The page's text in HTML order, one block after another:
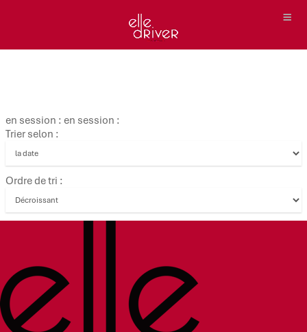
en session : en session :
Trier selon :
Ordre de tri :